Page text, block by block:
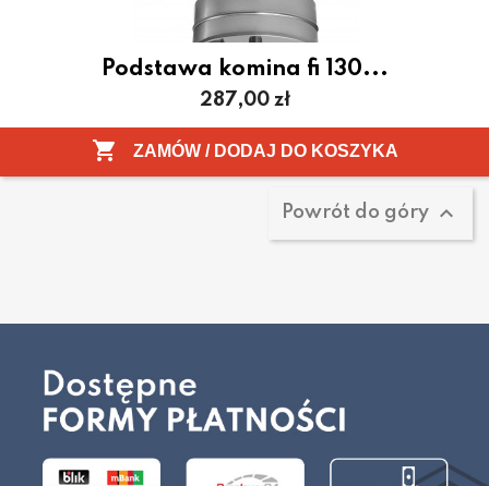
Podstawa komina fi 130...
Cena
287,00 zł
 ZAMÓW / DODAJ DO KOSZYKA
Pokazano 1-2 z 2 pozycji
Powrót do góry 